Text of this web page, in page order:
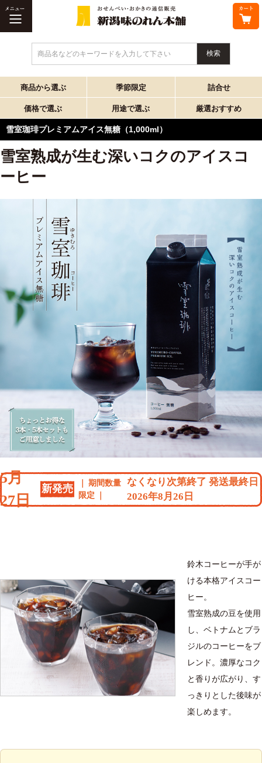
商品名などのキーワードを入力して下さい
商品から選ぶ 季節限定 詰合せ
価格で選ぶ 用途で選ぶ 厳選おすすめ
雪室珈琲プレミアムアイス無糖（1,000ml）
雪室熟成が生む深いコクのアイスコ
ーヒー
5月
27日
新発売
期間数量
限定
なくなり次第終了 発送最終日
2026年8月26日
鈴木コーヒーが手が
ける本格アイスコー
ヒー。
雪室熟成の豆を使用
し、ベトナムとブラ
ジルのコーヒーをブ
レンド。濃厚なコク
と香りが広がり、す
っきりとした後味が
楽しめます。